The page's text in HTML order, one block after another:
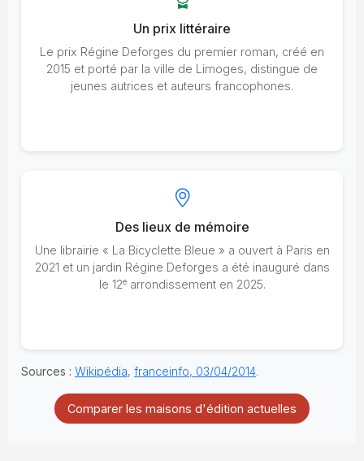
Un prix littéraire
Le prix Régine Deforges du premier roman, créé en
2015 et porté par la ville de Limoges, distingue de
jeunes autrices et auteurs francophones.
Des lieux de mémoire
Une librairie « La Bicyclette Bleue » a ouvert à Paris en
2021 et un jardin Régine Deforges a été inauguré dans
le 12earrondissement en 2025.
Sources : Wikipédia, franceinfo, 03/04/2014.
Comparer les maisons d'édition actuelles